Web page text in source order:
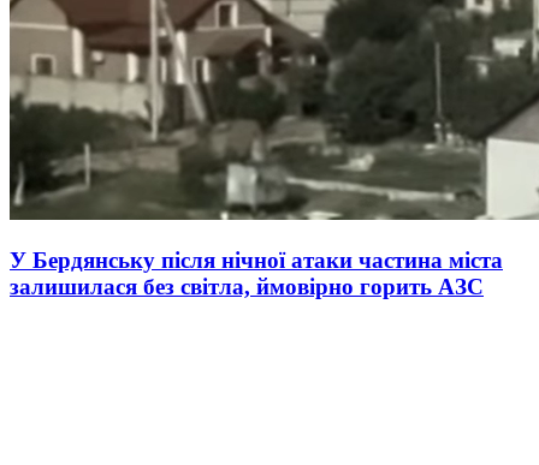
У Бердянську після нічної атаки частина міста
залишилася без світла, ймовірно горить АЗС